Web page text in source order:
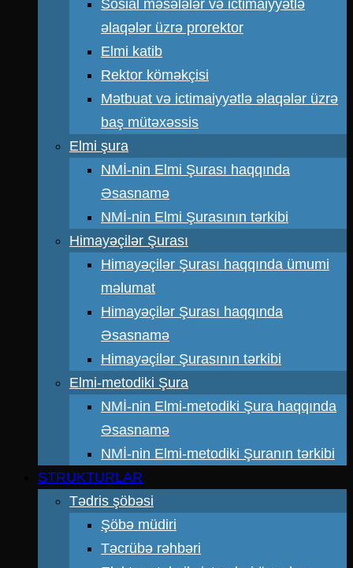
Sosial məsələlər və ictimaiyyətlə
əlaqələr üzrə prorektor
Elmi katib
Rektor köməkçisi
Mətbuat və ictimaiyyətlə əlaqələr üzrə
baş mütəxəssis
Elmi şura
NMİ-nin Elmi Şurası haqqında
Əsasnamə
NMİ-nin Elmi Şurasının tərkibi
Himayəçilər Şurası
Himayəçilər Şurası haqqında ümumi
məlumat
Himayəçilər Şurası haqqında
Əsasnamə
Himayəçilər Şurasının tərkibi
Elmi-metodiki Şura
NMİ-nin Elmi-metodiki Şura haqqında
Əsasnamə
NMİ-nin Elmi-metodiki Şuranın tərkibi
STRUKTURLAR
Tədris şöbəsi
Şöbə müdiri
Təcrübə rəhbəri